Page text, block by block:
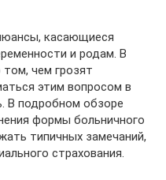
касающиеся
и родам. В
чем грозят
этим вопросом в
В подробном обзоре
формы больничного
типичных замечаний,
страхования.